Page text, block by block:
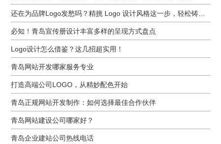
必知！青岛宣传册设计丰富多样的呈现方式盘点
Logo设计怎么借鉴？这几招超实用！
青岛网站开发哪家服务专业
打造高端公司LOGO，从精妙配色开始
青岛正规网站开发制作：如何选择最佳合作伙伴
青岛网站建设公司哪家好？
青岛企业建站公司热线电话